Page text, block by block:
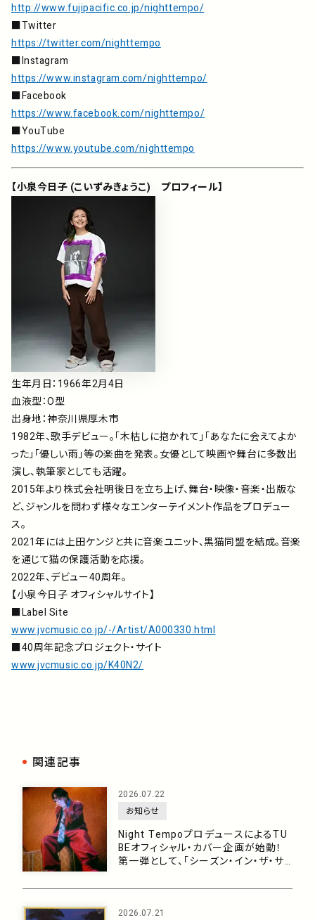
http://www.fujipacific.co.jp/nighttempo/
■Twitter
https://twitter.com/nighttempo
■Instagram
https://www.instagram.com/nighttempo/
■Facebook
https://www.facebook.com/nighttempo/
■YouTube
https://www.youtube.com/nighttempo
【小泉今日子 (こいずみきょうこ) プロフィール】
生年月日：1966年2月4日
血液型：O型
出身地：神奈川県厚木市
1982年、歌手デビュー。「木枯しに抱かれて」「あなたに会えてよか
った」「優しい雨」等の楽曲を発表。女優として映画や舞台に多数出
演し、執筆家としても活躍。
2015年より株式会社明後日を立ち上げ、舞台・映像・音楽・出版な
ど、ジャンルを問わず様々なエンターテイメント作品をプロデュー
ス。
2021年には上田ケンジと共に音楽ユニット、黒猫同盟を結成。音楽
を通じて猫の保護活動を応援。
2022年、デビュー40周年。
【小泉今日子 オフィシャルサイト】
■Label Site
www.jvcmusic.co.jp/-/Artist/A000330.html
■40周年記念プロジェクト・サイト
www.jvcmusic.co.jp/K40N2/
関連記事
2026.07.22
お知らせ
Night TempoプロデュースによるTU
BEオフィシャル・カバー企画が始動！
第一弾として、「シーズン・イン・ザ・サ
信リリース！
2026.07.21